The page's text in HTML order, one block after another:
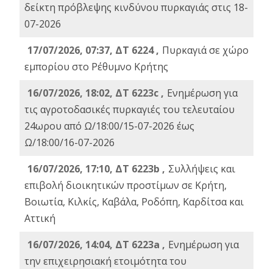
δείκτη πρόβλεψης κινδύνου πυρκαγιάς στις 18-
07-2026
17/07/2026, 07:37, ΔΤ 6224 , Πυρκαγιά σε χώρο
εμπορίου στο Ρέθυμνο Κρήτης
16/07/2026, 18:02, ΔΤ 6223c , Ενημέρωση για
τις αγροτοδασικές πυρκαγιές του τελευταίου
24ωρου από Ω/18:00/15-07-2026 έως
Ω/18:00/16-07-2026
16/07/2026, 17:10, ΔΤ 6223b , Συλλήψεις και
επιβολή διοικητικών προστίμων σε Κρήτη,
Βοιωτία, Κιλκίς, Καβάλα, Ροδόπη, Καρδίτσα και
Αττική
16/07/2026, 14:04, ΔΤ 6223a , Ενημέρωση για
την επιχειρησιακή ετοιμότητα του